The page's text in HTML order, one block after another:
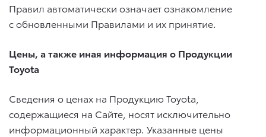
Правил автоматически означает ознакомление
с обновленными Правилами и их принятие.
Цены, а также иная информация о Продукции
Toyota
Сведения о ценах на Продукцию Toyota,
содержащиеся на Сайте, носят исключительно
информационный характер. Указанные цены